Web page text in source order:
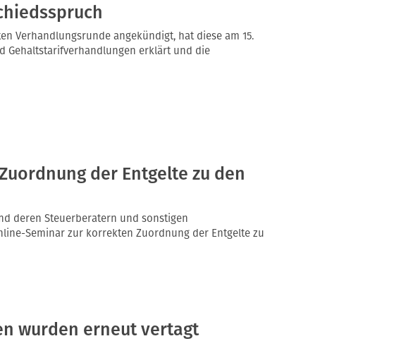
Verhandlungsrunde angekündigt, hat diese am 15.
Gehaltstarifverhandlungen erklärt und die
der Entgelte zu den
deren Steuerberatern und sonstigen
Seminar zur korrekten Zuordnung der Entgelte zu
wurden erneut vertagt